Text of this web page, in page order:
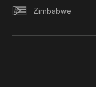
Zimbabwe